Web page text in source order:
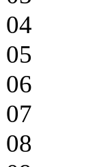
04
05
06
07
08